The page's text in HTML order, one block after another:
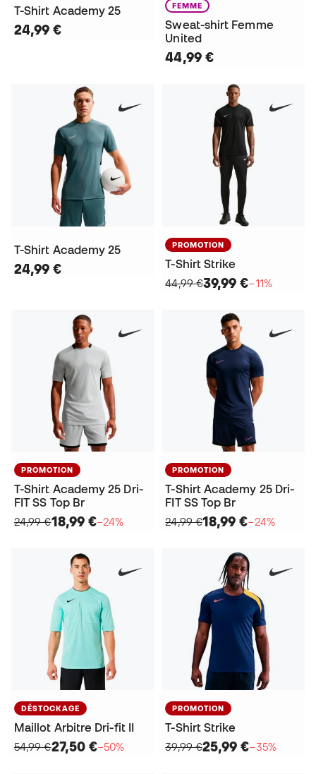
T-Shirt Academy 25
24,99 €
FEMME
Sweat-shirt Femme
United
44,99 €
T-Shirt Academy 25
24,99 €
PROMOTION
T-Shirt Strike
44,99 €39,99 €−11%
PROMOTION
T-Shirt Academy 25 Dri-
FIT SS Top Br
24,99 €18,99 €−24%
PROMOTION
T-Shirt Academy 25 Dri-
FIT SS Top Br
24,99 €18,99 €−24%
DÉSTOCKAGE
Maillot Arbitre Dri-fit II
54,99 €27,50 €−50%
PROMOTION
T-Shirt Strike
39,99 €25,99 €−35%